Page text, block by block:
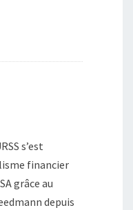
s’est
financier
grâce au
depuis